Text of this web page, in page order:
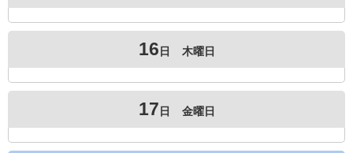
16 日 木曜日
17 日 金曜日